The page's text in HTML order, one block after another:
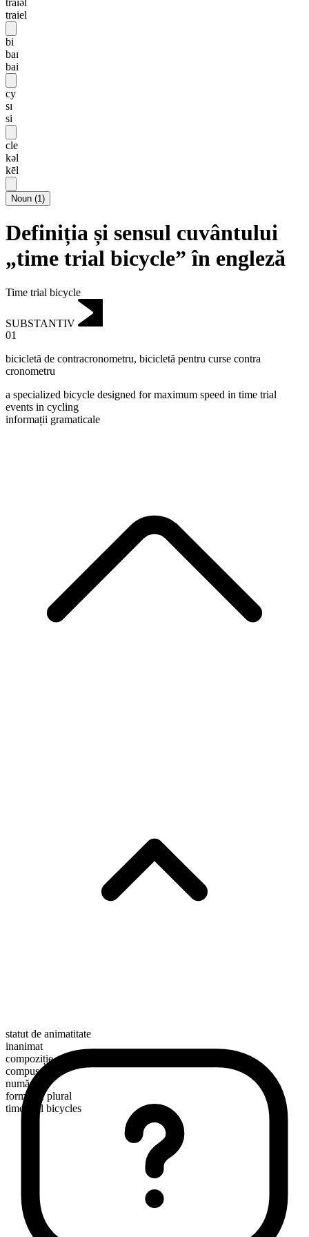
traiel
bi
baɪ
bai
cy
sɪ
si
cle
kəl
kēl
Noun (1)
Definiția și sensul cuvântului
„time trial bicycle” în engleză
Time trial bicycle
SUBSTANTIV
01
bicicletă de contracronometru, bicicletă pentru curse contra
cronometru
a specialized bicycle designed for maximum speed in time trial
events in cycling
informații gramaticale
statut de animatitate
inanimat
compoziție morfologică
compus
numărabil
formă de plural
time trial bicycles